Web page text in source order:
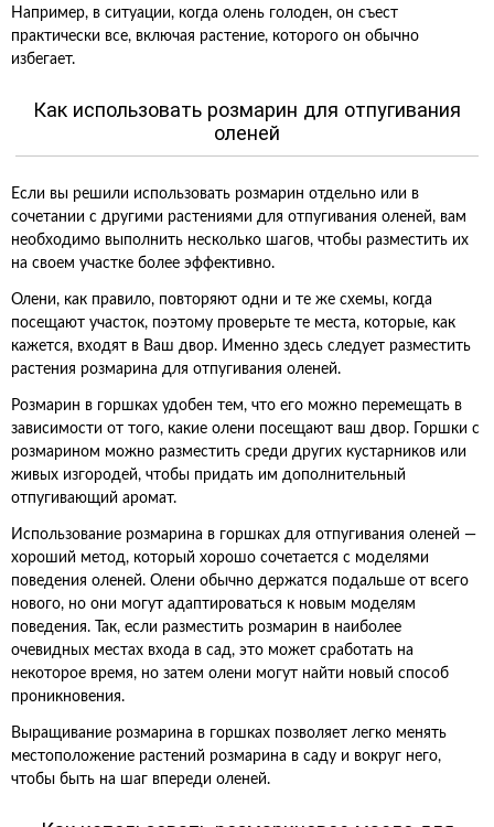
Например, в ситуации, когда олень голоден, он съест
практически все, включая растение, которого он обычно
избегает.
Как использовать розмарин для отпугивания
оленей
Если вы решили использовать розмарин отдельно или в
сочетании с другими растениями для отпугивания оленей, вам
необходимо выполнить несколько шагов, чтобы разместить их
на своем участке более эффективно.
Олени, как правило, повторяют одни и те же схемы, когда
посещают участок, поэтому проверьте те места, которые, как
кажется, входят в Ваш двор. Именно здесь следует разместить
растения розмарина для отпугивания оленей.
Розмарин в горшках удобен тем, что его можно перемещать в
зависимости от того, какие олени посещают ваш двор. Горшки с
розмарином можно разместить среди других кустарников или
живых изгородей, чтобы придать им дополнительный
отпугивающий аромат.
Использование розмарина в горшках для отпугивания оленей —
хороший метод, который хорошо сочетается с моделями
поведения оленей. Олени обычно держатся подальше от всего
нового, но они могут адаптироваться к новым моделям
поведения. Так, если разместить розмарин в наиболее
очевидных местах входа в сад, это может сработать на
некоторое время, но затем олени могут найти новый способ
проникновения.
Выращивание розмарина в горшках позволяет легко менять
местоположение растений розмарина в саду и вокруг него,
чтобы быть на шаг впереди оленей.